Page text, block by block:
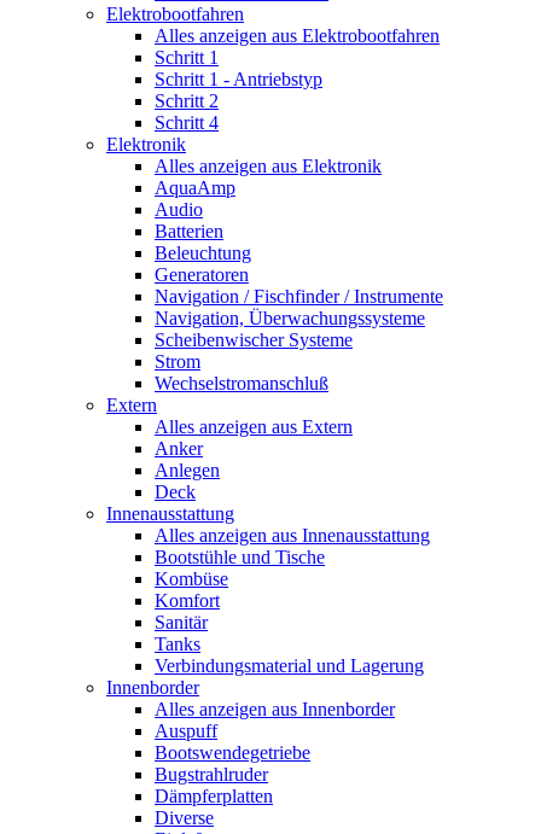
Elektrobootfahren
Alles anzeigen aus Elektrobootfahren
Schritt 1
Schritt 1 - Antriebstyp
Schritt 2
Schritt 4
Elektronik
Alles anzeigen aus Elektronik
AquaAmp
Audio
Batterien
Beleuchtung
Generatoren
Navigation / Fischfinder / Instrumente
Navigation, Überwachungssysteme
Scheibenwischer Systeme
Strom
Wechselstromanschluß
Extern
Alles anzeigen aus Extern
Anker
Anlegen
Deck
Innenausstattung
Alles anzeigen aus Innenausstattung
Bootstühle und Tische
Kombüse
Komfort
Sanitär
Tanks
Verbindungsmaterial und Lagerung
Innenborder
Alles anzeigen aus Innenborder
Auspuff
Bootswendegetriebe
Bugstrahlruder
Dämpferplatten
Diverse